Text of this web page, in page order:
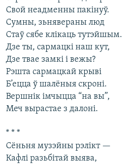
Свой неадменны пакінуў.
Сумны, зьнявераны люд
Стаў сябе клікаць тутэйшым.
Дзе ты, сармацкі наш кут,
Дзе твае замкі і вежы?
Рэшта сармацкай крыві
Б’ецца ў шалёныя скроні.
Вершнік імчыцца “на вы”,
Меч вырастае з далоні.
* * *
Сёньня музэйны рэлікт —
Кафлі разьбітай выява,